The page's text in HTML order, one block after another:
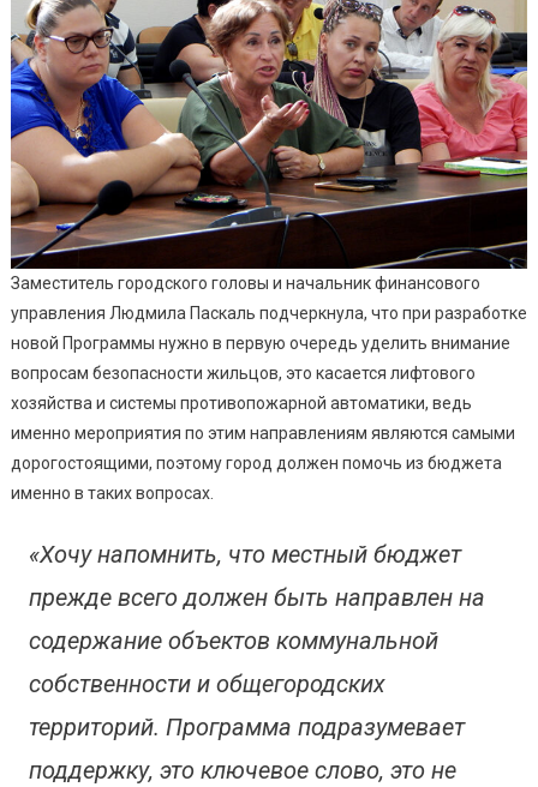
Заместитель городского головы и начальник финансового
управления Людмила Паскаль подчеркнула, что при разработке
новой Программы нужно в первую очередь уделить внимание
вопросам безопасности жильцов, это касается лифтового
хозяйства и системы противопожарной автоматики, ведь
именно мероприятия по этим направлениям являются самыми
дорогостоящими, поэтому город должен помочь из бюджета
именно в таких вопросах.
«Хочу напомнить, что местный бюджет
прежде всего должен быть направлен на
содержание объектов коммунальной
собственности и общегородских
территорий. Программа подразумевает
поддержку, это ключевое слово, это не